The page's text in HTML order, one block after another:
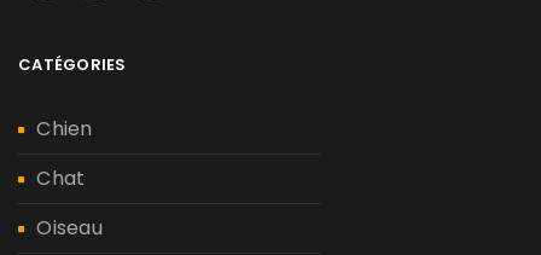
CATÉGORIES
Chien
Chat
Oiseau